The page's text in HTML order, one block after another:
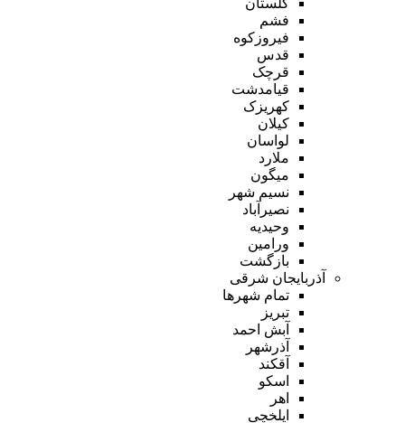
فشم
فیروزکوه
قدس
قرچک
قیامدشت
کهریزک
کیلان
لواسان
ملارد
میگون
نسیم شهر
نصیرآباد
وحیدیه
ورامین
بازگشت
آذربایجان شرقی
تمام شهر‌ها
تبریز
آبش احمد
آذرشهر
آقکند
اسکو
اهر
ایلخچی